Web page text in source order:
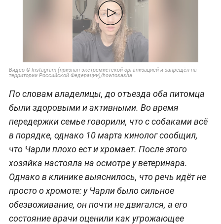
Видео © Instagram (признан экстремистской организацией и запрещён на
территории Российской Федерации)/howtosasha
По словам владелицы, до отъезда оба питомца
были здоровыми и активными. Во время
передержки семье говорили, что с собаками всё
в порядке, однако 10 марта кинолог сообщил,
что Чарли плохо ест и хромает. После этого
хозяйка настояла на осмотре у ветеринара.
Однако в клинике выяснилось, что речь идёт не
просто о хромоте: у Чарли было сильное
обезвоживание, он почти не двигался, а его
состояние врачи оценили как угрожающее